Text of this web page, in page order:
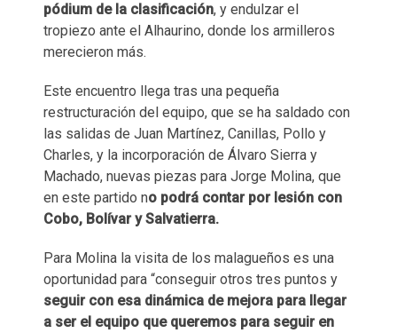
pódium de la clasificación, y endulzar el
tropiezo ante el Alhaurino, donde los armilleros
merecieron más.
Este encuentro llega tras una pequeña
restructuración del equipo, que se ha saldado con
las salidas de Juan Martínez, Canillas, Pollo y
Charles, y la incorporación de Álvaro Sierra y
Machado, nuevas piezas para Jorge Molina, que
en este partido no podrá contar por lesión con
Cobo, Bolívar y Salvatierra.
Para Molina la visita de los malagueños es una
oportunidad para “conseguir otros tres puntos y
seguir con esa dinámica de mejora para llegar
a ser el equipo que queremos para seguir en